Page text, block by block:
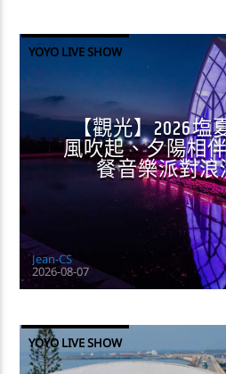
YOYO LIVE SHOW
【觀光】2026塩
風吹起、夕陽相
餐音樂派對
Jean-CS
2026-08-07
YOYO LIVE SHOW